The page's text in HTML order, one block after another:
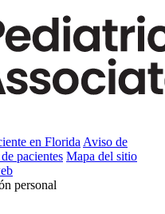
en Florida Aviso de
pacientes Mapa del sitio
personal